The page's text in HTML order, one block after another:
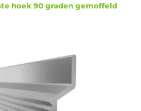
hoek 90 graden gemoffeld